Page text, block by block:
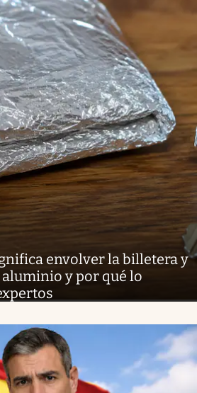
envolver la billetera y
y por qué lo